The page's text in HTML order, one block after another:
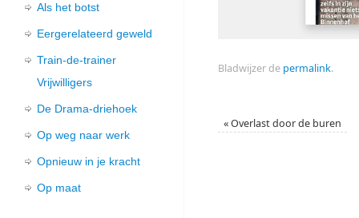
Bladwijzer de permalink.
«Overlast door de buren
Als het botst
Eergerelateerd geweld
Train-de-trainer
Vrijwilligers
De Drama-driehoek
Op weg naar werk
Opnieuw in je kracht
Op maat